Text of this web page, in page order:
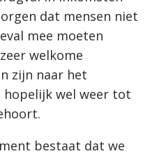
dat mensen niet
mee moeten
welkome
zijn naar het
wel weer tot
bestaat dat we